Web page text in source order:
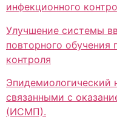
инфекционного
Улучшение системы
повторного обучения
контроля
Эпидемиологический
связанными с
(ИСМП).